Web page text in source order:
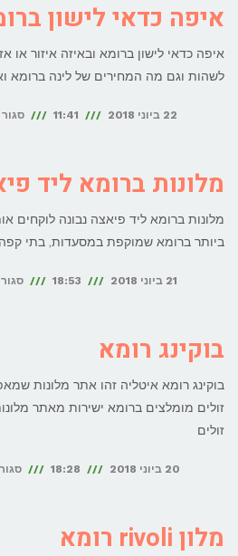
איפה כדאי לישון
איפה כדאי לישון ברומא ובאיזה איזור או
לשהות וגם מה המחירים של לינה ברומא
22 ביוני 2018 11:41
מלונות ברומא ליד
מלונות ברומא ליד פיאצה נבונה לוקחים
ביותר ברומא שמוקפת במסעדות, בתי קפה,
21 ביוני 2018 18:53
בוקינג רומא
בוקינג רומא איטליה זהו אתר מלונות
זולים מומלצים ברומא ישירות מאתר
זולים
20 ביוני 2018 18:28
מלון rivoli רומא